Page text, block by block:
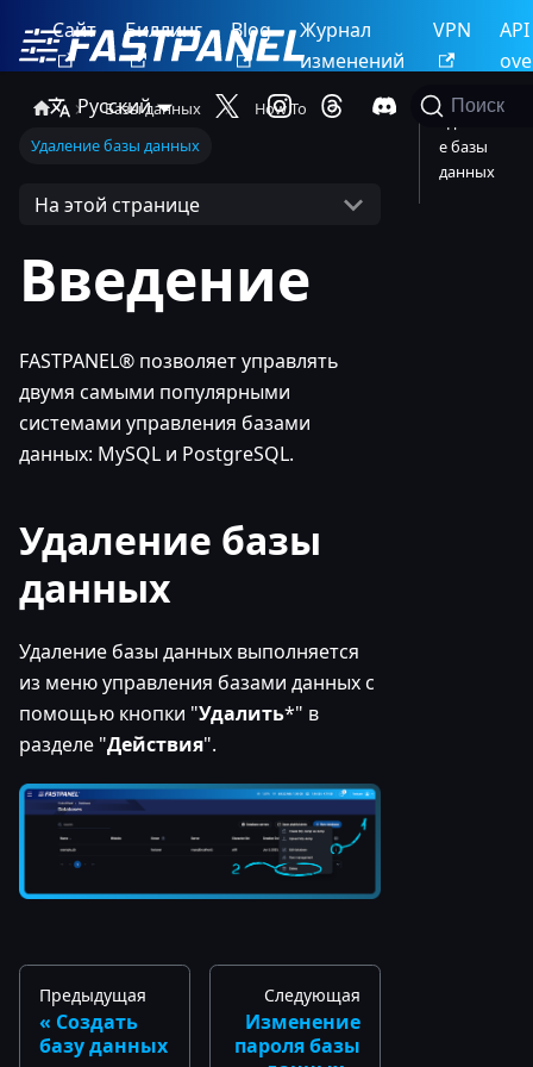
Сайт Биллинг Blog
Журнал
изменений
VPN
API
Русский
Поиск
Базы данных
How To
Удаление базы данных
На этой странице
Введение
FASTPANEL® позволяет управлять
двумя самыми популярными
системами управления базами
данных: MySQL и PostgreSQL.
Удаление базы
данных
Удаление базы данных выполняется
из меню управления базами данных с
помощью кнопки "Удалить*" в
разделе "Действия".
Предыдущая
Создать
базу данных
Следующая
Изменение
пароля базы
Удалени
е базы
данных